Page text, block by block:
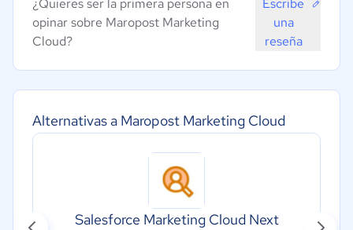
Alternativas a Maropost Marketing Cloud
Salesforce Marketing Cloud Next
¿Quieres ser la primera persona en
opinar sobre Maropost Marketing
Cloud?
Escribe
una
reseña